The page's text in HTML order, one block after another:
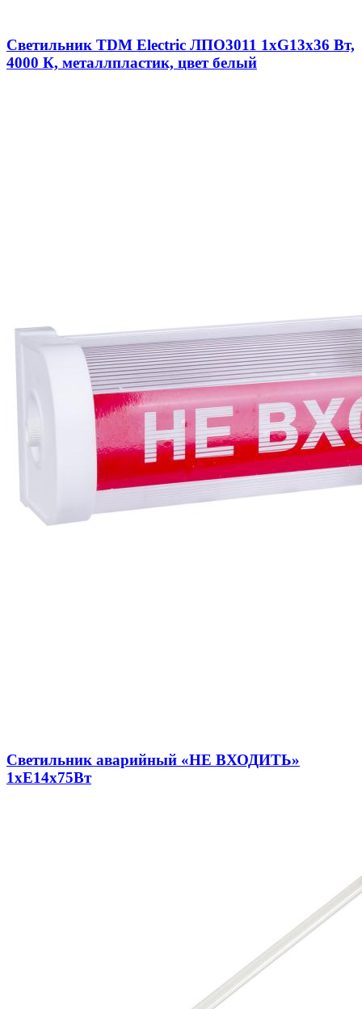
Светильник TDM Electric ЛПО3011 1xG13x36 Вт,
4000 К, металлпластик, цвет белый
Светильник аварийный «НЕ ВХОДИТЬ»
1xE14х75Вт